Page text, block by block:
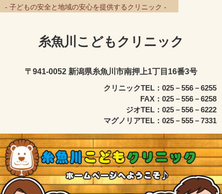
- 子どもの安全と地域の安心を提供するクリニック -
糸魚川こどもクリニック
〒941-0052 新潟県糸魚川市南押上1丁目16番3号
クリニックTEL：025－556－6255
FAX：025－556－6258
ジオTEL：025－556－6222
マグノリアTEL：025－555－7331